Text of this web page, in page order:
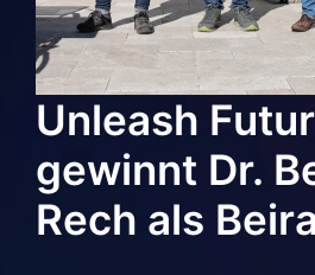
Unleash
gewinnt Dr.
Rech als